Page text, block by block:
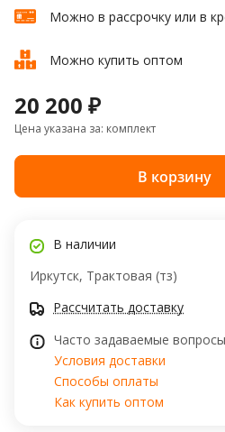
Можно в рассрочку или в
Можно купить оптом
20 200 ₽
Цена указана за: комплект
В корзину
В наличии
Иркутск, Трактовая (тз)
Рассчитать доставку
Часто задаваемые
Условия доставки
Способы оплаты
Как купить оптом